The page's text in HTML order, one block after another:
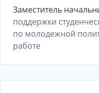
Заместитель
поддержки
по молодежной
работе